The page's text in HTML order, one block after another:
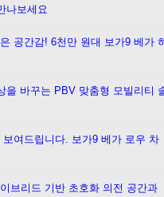
나보세요
공간감! 6천만 원대 보가9 베가
을 바꾸는 PBV 맞춤형 모빌리티
여드립니다. 보가9 베가 로우 차
브리드 기반 초호화 의전 공간과